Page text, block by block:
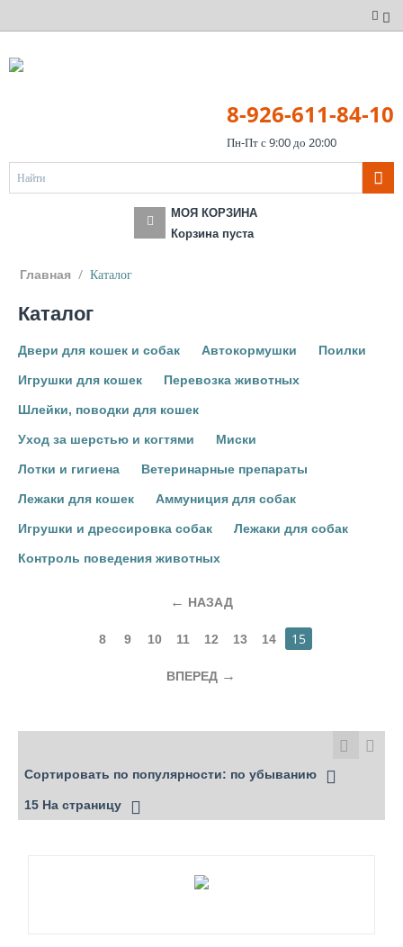
8-926-611-84-10
Пн-Пт с 9:00 до 20:00
МОЯ КОРЗИНА
Корзина пуста
Главная / Каталог
Каталог
Двери для кошек и собак Автокормушки Поилки
Игрушки для кошек Перевозка животных
Шлейки, поводки для кошек
Уход за шерстью и когтями Миски
Лотки и гигиена Ветеринарные препараты
Лежаки для кошек Аммуниция для собак
Игрушки и дрессировка собак Лежаки для собак
Контроль поведения животных
НАЗАД
8 9 10 11 12 13 14 15
ВПЕРЕД
Сортировать по популярности: по убыванию
15 На страницу